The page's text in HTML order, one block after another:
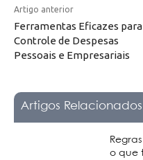
Artigo anterior
Ferramentas Eficazes para
Controle de Despesas
Pessoais e Empresariais
Artigos Relacionados
o que